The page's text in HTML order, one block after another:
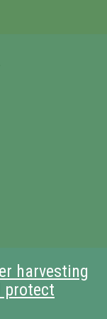
harvesting
protect